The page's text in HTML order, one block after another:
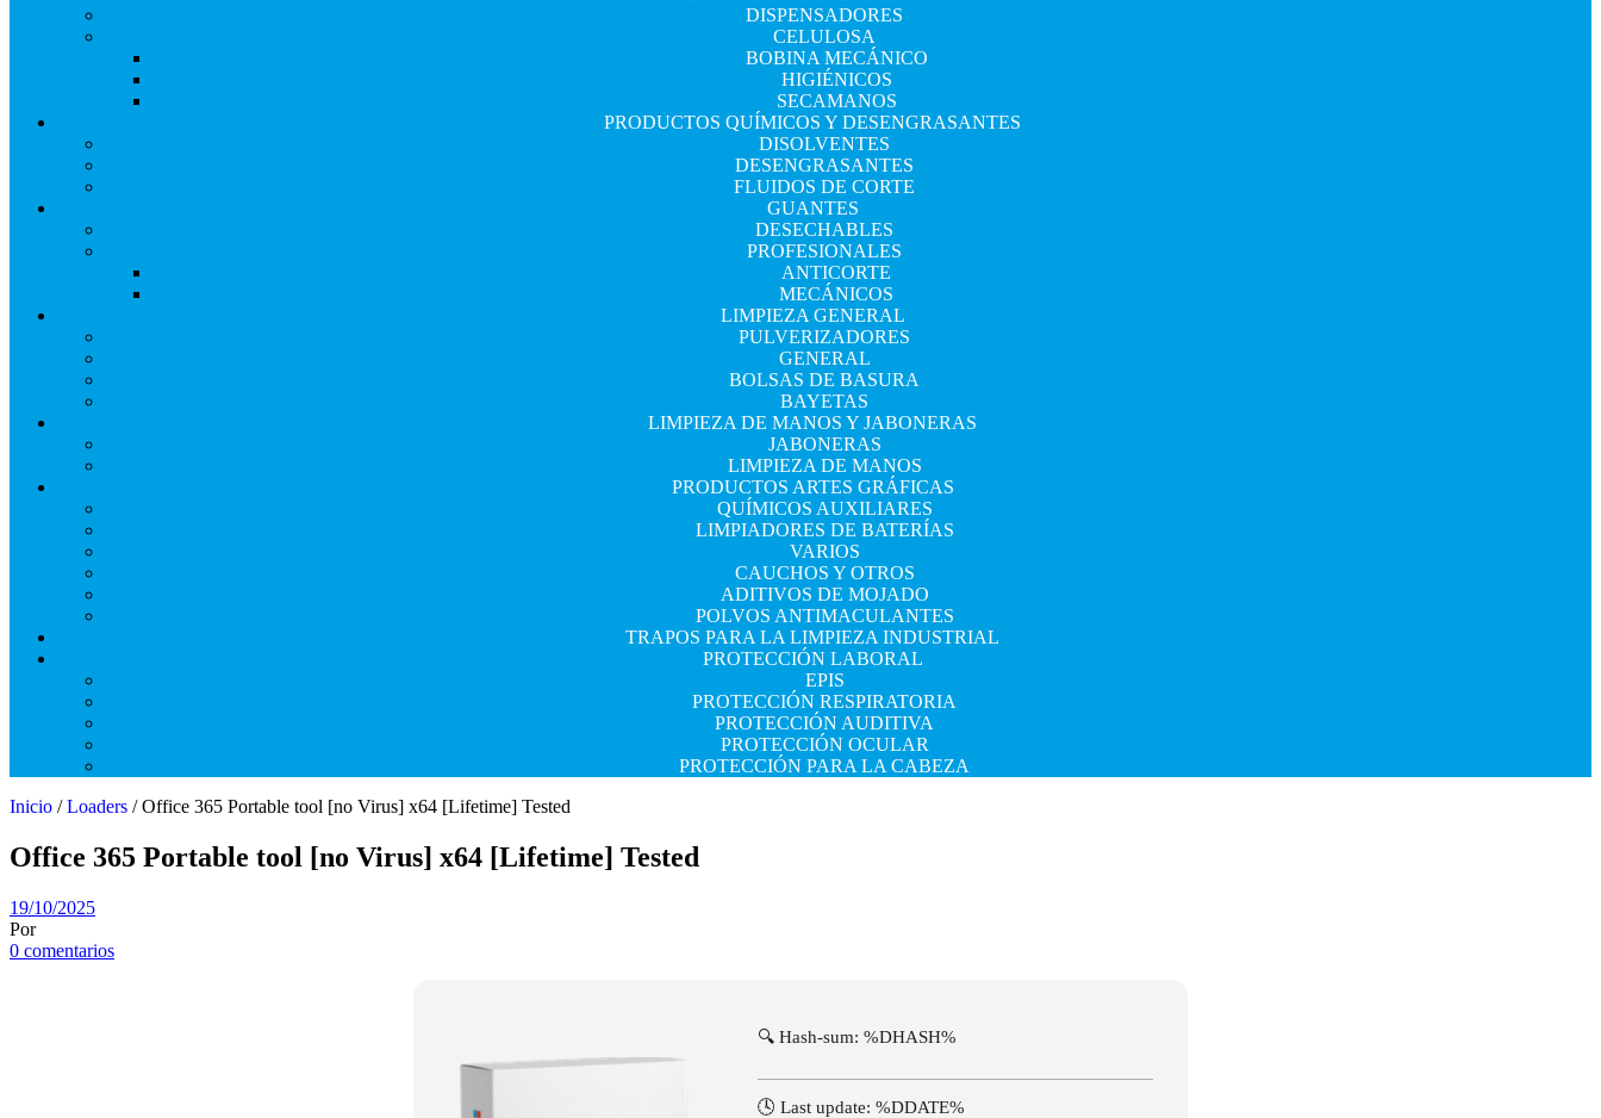
DISPENSADORES
CELULOSA
BOBINA MECÁNICO
HIGIÉNICOS
SECAMANOS
PRODUCTOS QUÍMICOS Y DESENGRASANTES
DISOLVENTES
DESENGRASANTES
FLUIDOS DE CORTE
GUANTES
DESECHABLES
PROFESIONALES
ANTICORTE
MECÁNICOS
LIMPIEZA GENERAL
PULVERIZADORES
GENERAL
BOLSAS DE BASURA
BAYETAS
LIMPIEZA DE MANOS Y JABONERAS
JABONERAS
LIMPIEZA DE MANOS
PRODUCTOS ARTES GRÁFICAS
QUÍMICOS AUXILIARES
LIMPIADORES DE BATERÍAS
VARIOS
CAUCHOS Y OTROS
ADITIVOS DE MOJADO
POLVOS ANTIMACULANTES
TRAPOS PARA LA LIMPIEZA INDUSTRIAL
PROTECCIÓN LABORAL
EPIS
PROTECCIÓN RESPIRATORIA
PROTECCIÓN AUDITIVA
PROTECCIÓN OCULAR
PROTECCIÓN PARA LA CABEZA
Inicio /Loaders / Office 365 Portable tool [no Virus] x64 [Lifetime] Tested
Office 365 Portable tool [no Virus] x64 [Lifetime] Tested
19/10/2025
Por
0 comentarios
🔍 Hash-sum: %DHASH%
🕓 Last update: %DDATE%